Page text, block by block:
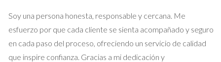
Aprovecha las herramientas digitales para
consultar horarios y rutas. Esto te ayudará a
moverte con mayor facilidad.
Soy una persona honesta, responsable y cercana. Me
esfuerzo por que cada cliente se sienta acompañado y seguro
en cada paso del proceso, ofreciendo un servicio de calidad
que inspire confianza. Gracias a mi dedicación y